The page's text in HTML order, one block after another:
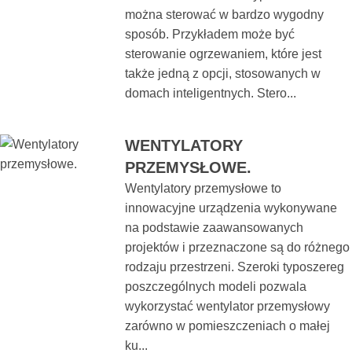
można sterować w bardzo wygodny
sposób. Przykładem może być
sterowanie ogrzewaniem, które jest
także jedną z opcji, stosowanych w
domach inteligentnych. Stero...
WENTYLATORY
PRZEMYSŁOWE.
Wentylatory przemysłowe to
innowacyjne urządzenia wykonywane
na podstawie zaawansowanych
projektów i przeznaczone są do różnego
rodzaju przestrzeni. Szeroki typoszereg
poszczególnych modeli pozwala
wykorzystać wentylator przemysłowy
zarówno w pomieszczeniach o małej
ku...